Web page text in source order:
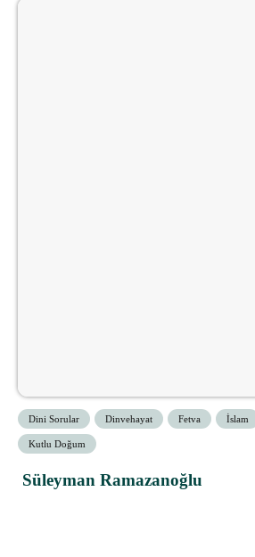
Dini Sorular Dinvehayat Fetva İslam
Kutlu Doğum
Süleyman Ramazanoğlu